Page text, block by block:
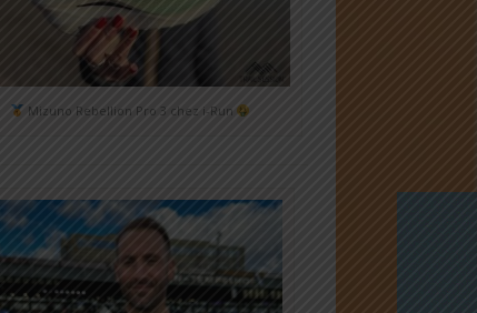
Mizuno Rebellion Pro 3 chez i-Run